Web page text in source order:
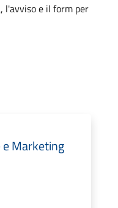
l'avviso e il form per
Marketing